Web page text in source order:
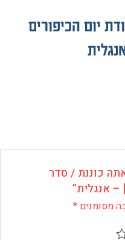
הכיפורים
/ סדר
*